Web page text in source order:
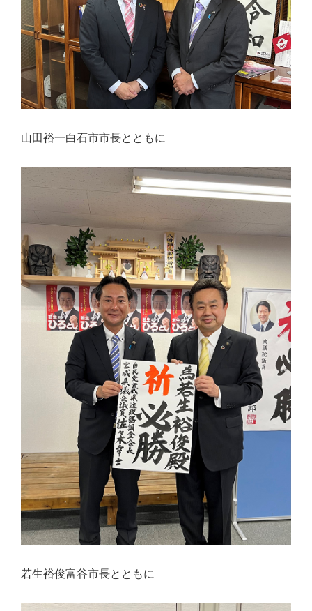
山田裕一白石市市長とともに
若生裕俊富谷市長とともに